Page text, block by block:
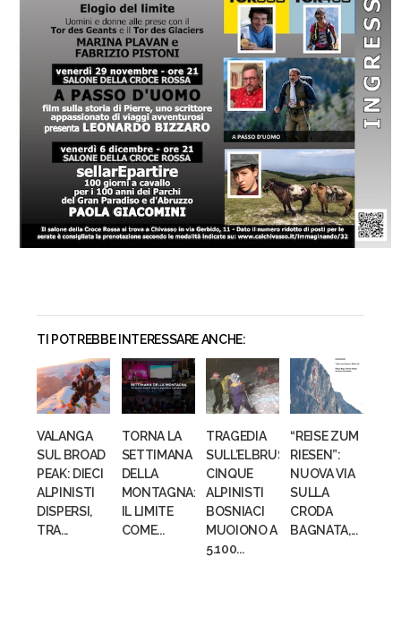
TI POTREBBE INTERESSARE ANCHE:
VALANGA
SUL BROAD
PEAK: DIECI
ALPINISTI
DISPERSI,
TRA...
TORNA LA
SETTIMANA
DELLA
MONTAGNA:
IL LIMITE
COME...
TRAGEDIA
SULL’ELBRUS:
CINQUE
ALPINISTI
BOSNIACI
MUOIONO A
5.100...
“REISE ZUM
RIESEN”:
NUOVA VIA
SULLA
CRODA
BAGNATA,...